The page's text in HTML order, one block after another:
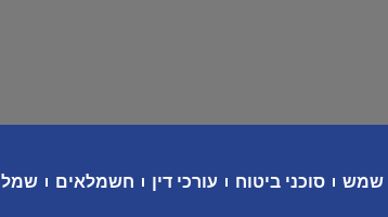
שמש סוכני ביטוח עורכי דין חשמלאים